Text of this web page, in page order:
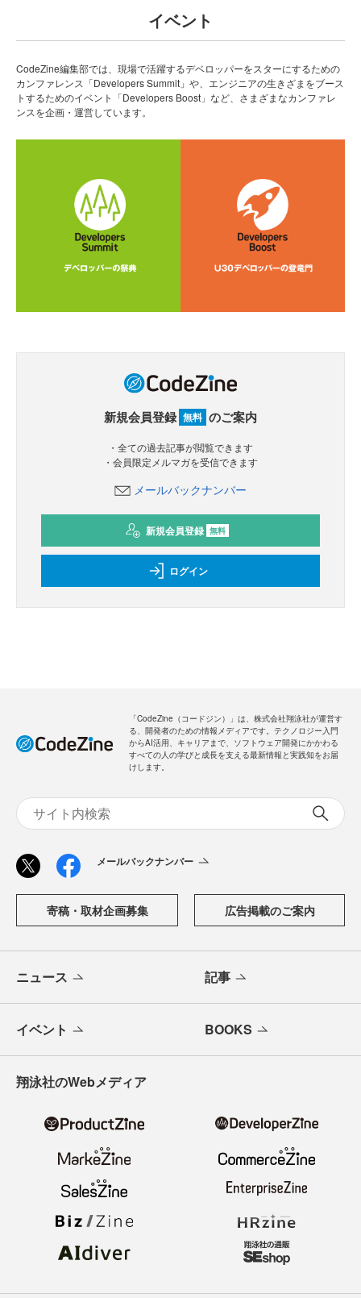
イベント
CodeZine編集部では、現場で活躍するデベロッパーをスターにするための
カンファレンス「Developers Summit」や、エンジニアの生きざまをブース
トするためのイベント「Developers Boost」など、さまざまなカンファレ
ンスを企画・運営しています。
新規会員登録 無料 のご案内
・全ての過去記事が閲覧できます
・会員限定メルマガを受信できます
メールバックナンバー
新規会員登録 無料
ログイン
「CodeZine（コードジン）」は、株式会社翔泳社が運営す
る、開発者のための情報メディアです。テクノロジー入門
からAI活用、キャリアまで、ソフトウェア開発にかかわる
すべての人の学びと成長を支える最新情報と実践知をお届
けします。
メールバックナンバー
寄稿・取材企画募集 広告掲載のご案内
ニュース 記事
イベント BOOKS
翔泳社のWebメディア